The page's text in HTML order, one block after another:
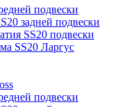
подвески
задней подвески
SS20 подвески
SS20 Ларгус
подвески